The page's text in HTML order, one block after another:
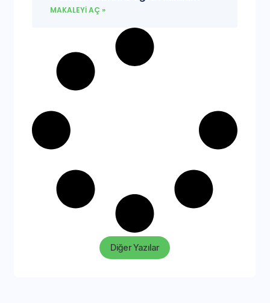
MAKALEYI AÇ »
Diğer Yazılar